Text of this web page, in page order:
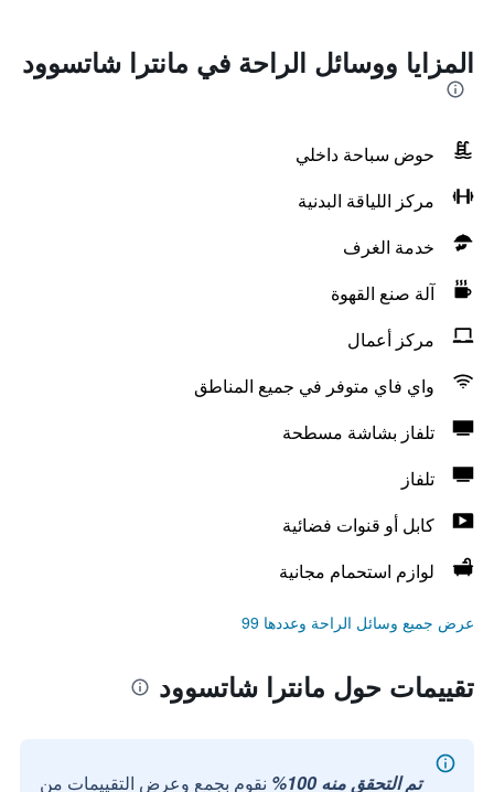
المزايا ووسائل الراحة في مانترا شاتسوود
حوض سباحة داخلي
مركز اللياقة البدنية
خدمة الغرف
آلة صنع القهوة
مركز أعمال
واي فاي متوفر في جميع المناطق
تلفاز بشاشة مسطحة
تلفاز
كابل أو قنوات فضائية
لوازم استحمام مجانية
عرض جميع وسائل الراحة وعددها 99
تقييمات حول مانترا شاتسوود
تم التحقق منه 100% نقوم بجمع وعرض التقييمات من